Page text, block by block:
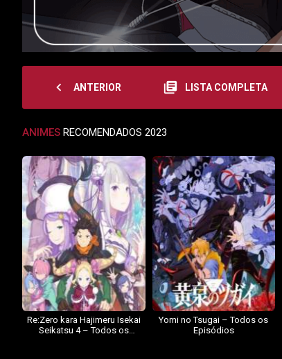
navigate_before ANTERIOR library_books LISTA COMPLETA
ANIMES RECOMENDADOS 2023
Re:Zero kara Hajimeru Isekai
Seikatsu 4 – Todos os
Yomi no Tsugai – Todos os
Episódios